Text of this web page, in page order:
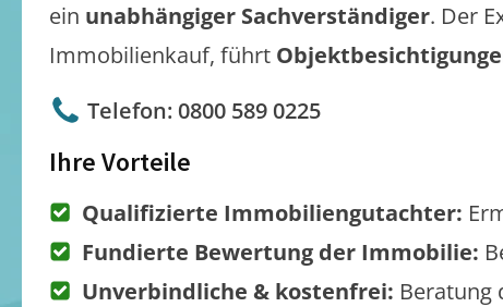
ein unabhängiger Sachverständiger. Der
Immobilienkauf, führt
Telefon: 0800 589 0225
Ihre Vorteile
Qualifizierte Immobiliengutachter:
Fundierte Bewertung der Immobilie:
Unverbindliche & kostenfrei: Beratung